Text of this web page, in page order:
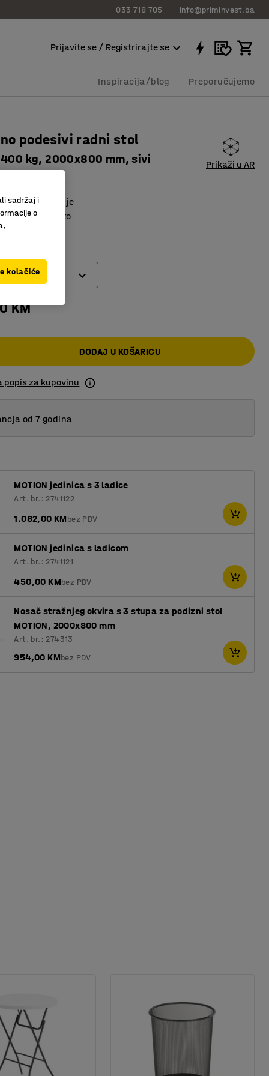
033 718 705 info@priminvest.ba
Prijavite se / Registrirajte se
Inspiracija/blog Preporučujemo
podesivi radni stol
kg, 2000x800 mm, sivi Prikaži u AR
podešavanje
radno mjesto
KM
DODAJ U KOŠARICU
popis za kupovinu
od 7 godina
MOTION jedinica s 3 ladice
Art. br.: 2741122
1.082,00 KMbez PDV
MOTION jedinica s ladicom
Art. br.: 2741121
450,00 KMbez PDV
Nosač stražnjeg okvira s 3 stupa za podizni stol
MOTION, 2000x800 mm
Art. br.: 274313
954,00 KMbez PDV
sadržaj i
o
kolačiće